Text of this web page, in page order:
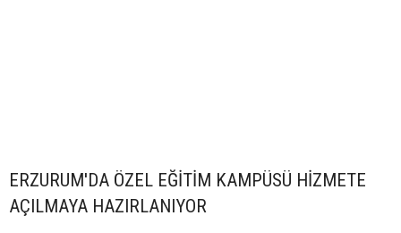
ERZURUM'DA ÖZEL EĞİTİM KAMPÜSÜ HİZMETE
AÇILMAYA HAZIRLANIYOR